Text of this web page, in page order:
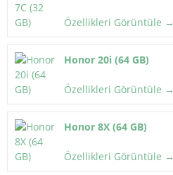
Özellikleri Görüntüle →
Honor 20i (64 GB)
Özellikleri Görüntüle →
Honor 8X (64 GB)
Özellikleri Görüntüle →